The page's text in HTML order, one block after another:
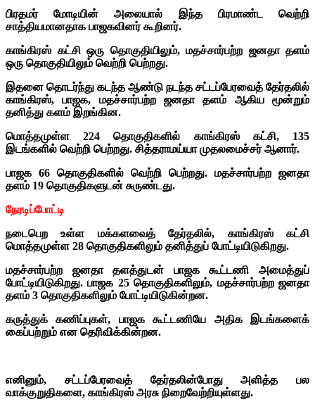
பிரதமர் மோடியின் அலையால் இந்த பிரமாண்ட வெற்றி
சாத்தியமானதாக பாஜகவினர் கூறினர்.
காங்கிரஸ் கட்சி ஒரு தொகுதியிலும், மதச்சார்பற்ற ஜனதா தளம்
ஒரு தொகுதியிலும் வெற்றி பெற்றது.
இதனை தொடர்ந்து கடந்த ஆண்டு நடந்த சட்டப்பேரவைத் தேர்தலில்
காங்கிரஸ், பாஜக, மதச்சார்பற்ற ஜனதா தளம் ஆகிய மூன்றும்
தனித்து களம் இறங்கின.
மொத்தமுள்ள 224 தொகுதிகளில் காங்கிரஸ் கட்சி, 135
இடங்களில் வெற்றி பெற்றது. சித்தராமய்யா முதலமைச்சர் ஆனார்.
பாஜக 66 தொகுதிகளில் வெற்றி பெற்றது. மதச்சார்பற்ற ஜனதா
தளம் 19 தொகுதிகளுடன் சுருண்டது.
நேரடிப்போட்டி
நடைபெற உள்ள மக்களவைத் தேர்தலில், காங்கிரஸ் கட்சி
மொத்தமுள்ள 28 தொகுதிகளிலும் தனித்துப் போட்டியிடுகிறது.
மதச்சார்பற்ற ஜனதா தளத்துடன் பாஜக கூட்டணி அமைத்துப்
போட்டியிடுகிறது. பாஜக 25 தொகுதிகளிலும், மதச்சார்பற்ற ஜனதா
தளம் 3 தொகுதிகளிலும் போட்டியிடுகின்றன.
கருத்துக் கணிப்புகள், பாஜக கூட்டணியே அதிக இடங்களைக்
கைப்பற்றும் என தெரிவிக்கின்றன.
எனினும், சட்டப்பேரவைத் தேர்தலின்போது அளித்த பல
வாக்குறுதிகளை, காங்கிரஸ் அரசு நிறைவேற்றியுள்ளது.